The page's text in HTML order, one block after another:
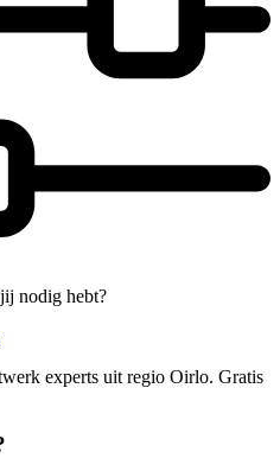
nodig hebt?
experts uit regio Oirlo. Gratis